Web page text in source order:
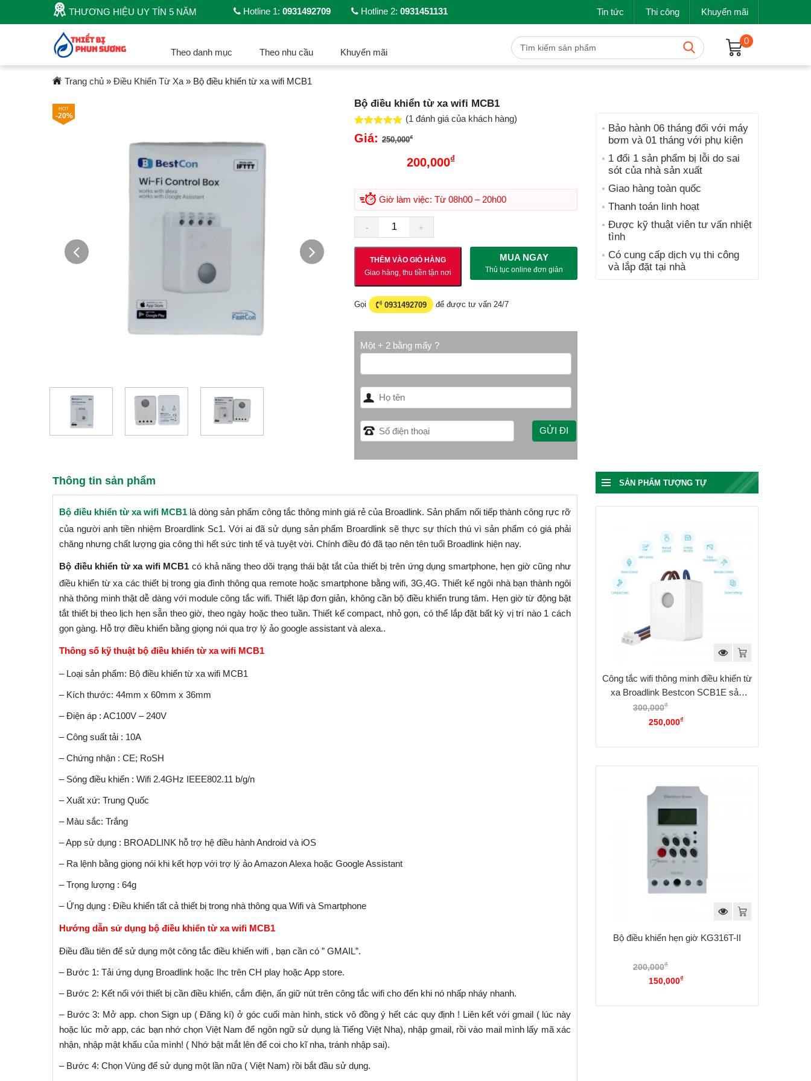
THƯƠNG HIỆU UY TÍN 5 NĂM Hotline 1: 0931492709 Hotline 2: 0931451131 Tin tức Thi công Khuyến mãi
Theo danh mục Theo nhu cầu Khuyến mãi
0
Trang chủ» Điều Khiển Từ Xa» Bộ điều khiển từ xa wifi MCB1
-20%
Bộ điều khiển từ xa wifi MCB1
5.00trên 5
dựa trên
1
(1 đánh giá của khách hàng)
Giá: 250,000₫
250,000₫.200,000₫Giá hiện tại là:
Giờ làm việc: Từ 08h00 – 20h00
THÊM VÀO GIỎ HÀNG
Giao hàng, thu tiền tận nơi
MUA NGAY
Thủ tục online đơn giản
Gọi 0931492709 để được tư vấn 24/7
Một + 2 bằng mấy ?
Bảo hành 06 tháng đối với máy
bơm và 01 tháng với phụ kiện
1 đổi 1 sản phẩm bị lỗi do sai
sót của nhà sản xuất
Giao hàng toàn quốc
Thanh toán linh hoạt
Được kỹ thuật viên tư vấn nhiệt
tình
Có cung cấp dịch vụ thi công
và lắp đặt tại nhà
Thông tin sản phẩm
Bộ điều khiển từ xa wifi MCB1 là dòng sản phẩm công tắc thông minh giá rẻ của Broadlink. Sản phẩm nối tiếp thành công rực rỡ
của người anh tiền nhiệm Broardlink Sc1. Với ai đã sử dụng sản phẩm Broardlink sẽ thực sự thích thú vì sản phẩm có giá phải
chăng nhưng chất lượng gia công thì hết sức tinh tế và tuyệt vời. Chính điều đó đã tạo nên tên tuổi Broadlink hiện nay.
Bộ điều khiển từ xa wifi MCB1 có khả năng theo dõi trạng thái bật tắt của thiết bị trên ứng dụng smartphone, hẹn giờ cũng như
điều khiển từ xa các thiết bị trong gia đình thông qua remote hoặc smartphone bằng wifi, 3G,4G. Thiết kế ngôi nhà bạn thành ngôi
nhà thông minh thật dễ dàng với module công tắc wifi. Thiết lập đơn giản, không cần bộ điều khiển trung tâm. Hẹn giờ từ động bật
tắt thiết bị theo lịch hẹn sẵn theo giờ, theo ngày hoặc theo tuần. Thiết kế compact, nhỏ gọn, có thể lắp đặt bất kỳ vị trí nào 1 cách
gọn gàng. Hỗ trợ điều khiển bằng giọng nói qua trợ lý ảo google assistant và alexa..
Thông số kỹ thuật bộ điều khiển từ xa wifi MCB1
– Loại sản phẩm: Bộ điều khiển từ xa wifi MCB1
– Kích thước: 44mm x 60mm x 36mm
– Điện áp : AC100V – 240V
– Công suất tải : 10A
– Chứng nhận : CE; RoSH
– Sóng điều khiển : Wifi 2.4GHz IEEE802.11 b/g/n
– Xuất xứ: Trung Quốc
– Màu sắc: Trắng
– App sử dụng : BROADLINK hỗ trợ hệ điều hành Android và iOS
– Ra lệnh bằng giọng nói khi kết hợp với trợ lý ảo Amazon Alexa hoặc Google Assistant
– Trọng lượng : 64g
– Ứng dụng : Điều khiển tất cả thiết bị trong nhà thông qua Wifi và Smartphone
Hướng dẫn sử dụng bộ điều khiển từ xa wifi MCB1
Điều đầu tiên để sử dụng một công tắc điều khiển wifi , bạn cần có ” GMAIL”.
– Bước 1: Tải ứng dụng Broadlink hoặc Ihc trên CH play hoặc App store.
– Bước 2: Kết nối với thiết bị cần điều khiển, cắm điện, ấn giữ nút trên công tắc wifi cho đến khi nó nhấp nháy nhanh.
– Bước 3: Mở app. chon Sign up ( Đăng kí) ở góc cuối màn hình, stick vô đồng ý hết các quy định ! Liên kết với gmail ( lúc này
hoặc lúc mở app, các bạn nhớ chọn Việt Nam để ngôn ngữ sử dụng là Tiếng Việt Nha), nhập gmail, rồi vào mail mình lấy mã xác
nhận, nhập mật khẩu của mình! ( Nhớ bật mắt lên để coi cho kĩ nha, tránh nhập sai).
– Bước 4: Chọn Vùng để sử dụng một lần nữa ( Việt Nam) rồi bắt đầu sử dụng.
SẢN PHẨM TƯỢNG TỰ
Công tắc wifi thông minh điều khiển từ
xa Broadlink Bestcon SCB1E sản
phẩm chính hãng bảo hành 12 tháng
300,000₫
300,000₫.250,000₫
Bộ điều khiển hẹn giờ KG316T-II
200,000₫
200,000₫.150,000₫